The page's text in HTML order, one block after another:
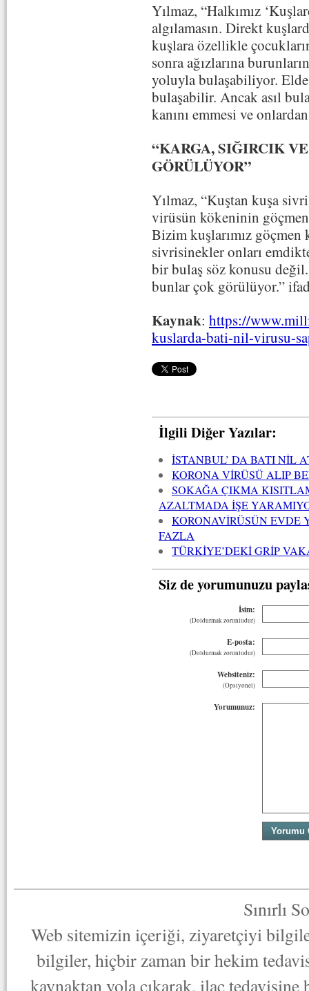
Yılmaz, “Halkımız
algılamasın. Direkt
kuşlara özellikle
sonra ağızlarına
yoluyla bulaşabiliyor.
bulaşabilir. Ancak asıl
kanını emmesi ve
“KARGA, SIĞIRCIK
GÖRÜLÜYOR”
Yılmaz, “Kuştan kuşa
virüsün kökeninin
Bizim kuşlarımız
sivrisinekler onları
bir bulaş söz konusu değil.
bunlar çok görülüyor.”
Kaynak: https://
kuslarda-bati-nil-virusu-
İlgili Diğer Yazılar:
İSTANBUL’ DA BATI NİL
KORONA VİRÜSÜ ALIP
SOKAĞA ÇIKMA
AZALTMADA İŞE
KORONAVİRÜSÜN EVDE
FAZLA
TÜRKİYE’DEKİ GRİP
Siz de yorumunuzu
İsim:
(Doldurmak zorunludur)
E-posta:
(Doldurmak zorunludur)
Websiteniz:
(Opsiyonel)
Yorumunuz:
Sınırlı
Web sitemizin içeriği, ziyaretçiyi
bilgiler, hiçbir zaman bir hekim
kaynaktan yola çıkarak, ilaç